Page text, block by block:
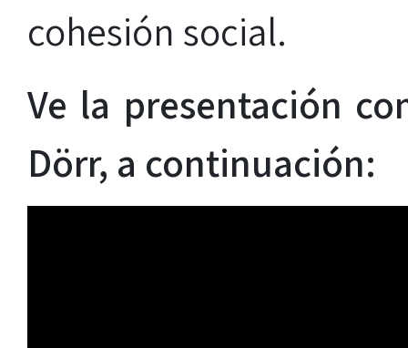
cohesión social.
Ve la presentación
Dörr, a continuación: